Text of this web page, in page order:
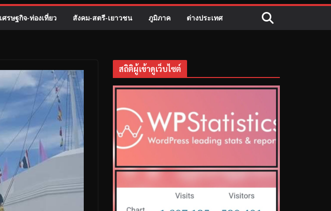
เศรษฐกิจ-ท่องเที่ยว สังคม-สตรี-เยาวชน ภูมิภาค ต่างประเทศ
สถิติผู้เข้าดูเว็บไซต์